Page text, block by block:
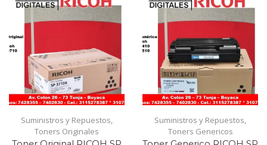
Suministros y Repuestos,
Toners Originales
Suministros y Repuestos,
Toners Genericos